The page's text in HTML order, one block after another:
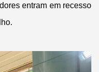
entram em recesso